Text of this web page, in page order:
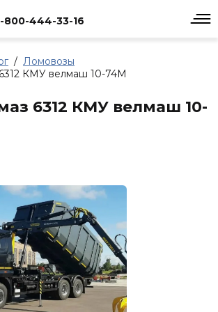
800-444-33-16
Ломовозы
КМУ велмаш 10-74М
6312 КМУ велмаш 10-